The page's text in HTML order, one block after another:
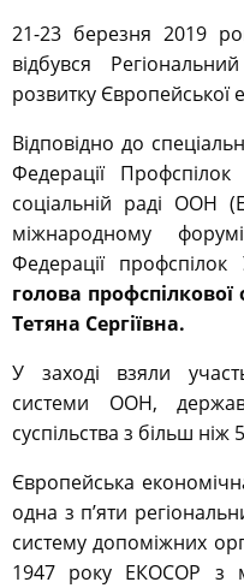
21-23 березня 2019
відбувся
розвитку Європейської
Відповідно до
Федерації
соціальній раді ООН
міжнародному
Федерації
голова
Тетяна Сергіївна.
У заході взяли
системи ООН,
суспільства з більш ніж
Європейська
одна з п’яти
систему допоміжних
1947 року ЕКОСОР з